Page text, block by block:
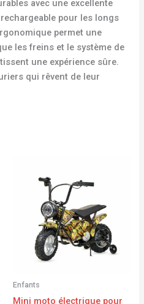
avec une excellente
pour les longs
permet une
les freins et le système de
une expérience sûre.
qui rêvent de leur
Enfants
Mini moto électrique pour